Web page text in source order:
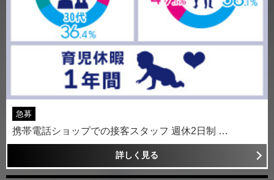
急募
携帯電話ショップでの接客スタッフ 週休2日制 …
詳しく見る